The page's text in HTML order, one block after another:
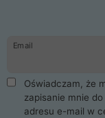
Email
Oświadczam, że
zapisanie mnie
adresu e-mail w